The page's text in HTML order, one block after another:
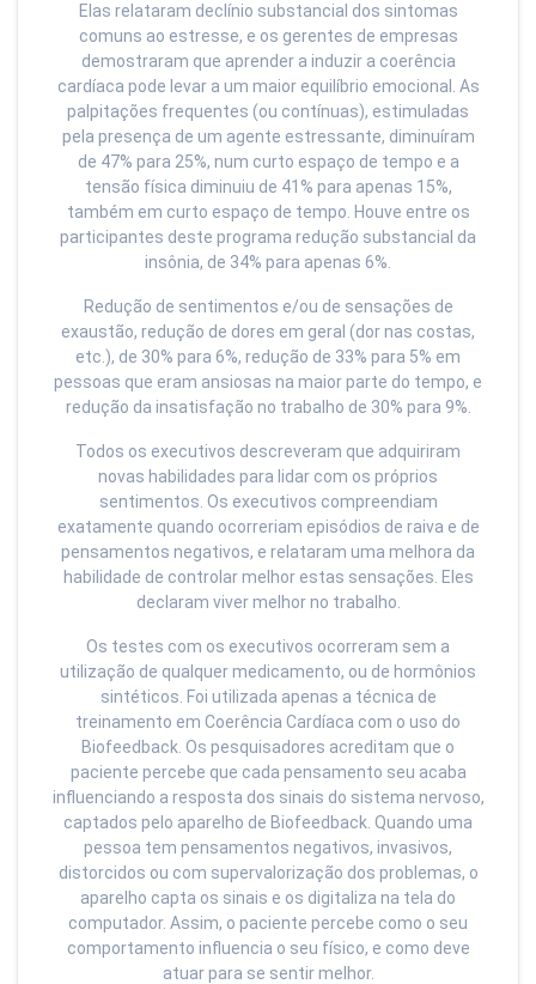
Elas relataram declínio substancial dos sintomas
comuns ao estresse, e os gerentes de empresas
demostraram que aprender a induzir a coerência
cardíaca pode levar a um maior equilíbrio emocional. As
palpitações frequentes (ou contínuas), estimuladas
pela presença de um agente estressante, diminuíram
de 47% para 25%, num curto espaço de tempo e a
tensão física diminuiu de 41% para apenas 15%,
também em curto espaço de tempo. Houve entre os
participantes deste programa redução substancial da
insônia, de 34% para apenas 6%.
Redução de sentimentos e/ou de sensações de
exaustão, redução de dores em geral (dor nas costas,
etc.), de 30% para 6%, redução de 33% para 5% em
pessoas que eram ansiosas na maior parte do tempo, e
redução da insatisfação no trabalho de 30% para 9%.
Todos os executivos descreveram que adquiriram
novas habilidades para lidar com os próprios
sentimentos. Os executivos compreendiam
exatamente quando ocorreriam episódios de raiva e de
pensamentos negativos, e relataram uma melhora da
habilidade de controlar melhor estas sensações. Eles
declaram viver melhor no trabalho.
Os testes com os executivos ocorreram sem a
utilização de qualquer medicamento, ou de hormônios
sintéticos. Foi utilizada apenas a técnica de
treinamento em Coerência Cardíaca com o uso do
Biofeedback. Os pesquisadores acreditam que o
paciente percebe que cada pensamento seu acaba
influenciando a resposta dos sinais do sistema nervoso,
captados pelo aparelho de Biofeedback. Quando uma
pessoa tem pensamentos negativos, invasivos,
distorcidos ou com supervalorização dos problemas, o
aparelho capta os sinais e os digitaliza na tela do
computador. Assim, o paciente percebe como o seu
comportamento influencia o seu físico, e como deve
atuar para se sentir melhor.